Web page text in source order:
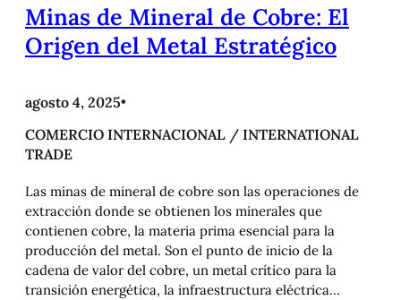
Minas de Mineral de Cobre: El
Origen del Metal Estratégico
agosto 4, 2025•
COMERCIO INTERNACIONAL / INTERNATIONAL
TRADE
Las minas de mineral de cobre son las operaciones de
extracción donde se obtienen los minerales que
contienen cobre, la materia prima esencial para la
producción del metal. Son el punto de inicio de la
cadena de valor del cobre, un metal crítico para la
transición energética, la infraestructura eléctrica…